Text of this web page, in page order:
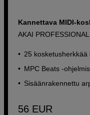
Kannettava MIDI-
AKAI
25 kosketusherkkää
MPC Beats -
Sisäänrakennettu
56 EUR